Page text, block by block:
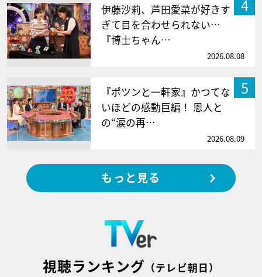
4
伊藤沙莉、芦田愛菜が好きす
ぎて目を合わせられない…
『博士ちゃん…
2026.08.08
5
『ポツンと一軒家』かつてな
いほどの感動巨編！ 恩人と
の“涙の再…
2026.08.09
もっと見る
視聴ランキング （テレビ朝日）